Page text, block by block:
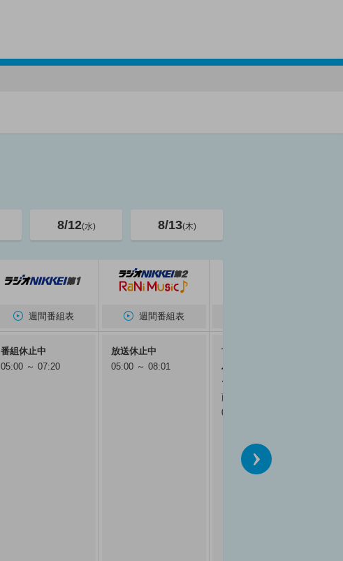
8/12(水) 8/13(木)
週間番組表 週間番組表
番組休止中
05:00 ～ 07:20
放送休止中
05:00 ～ 08:01
古楽の楽しみ バッ
ハ 夏の日のカンタ
ータ（５）
藤原一弘
05:00 ～ 05:55